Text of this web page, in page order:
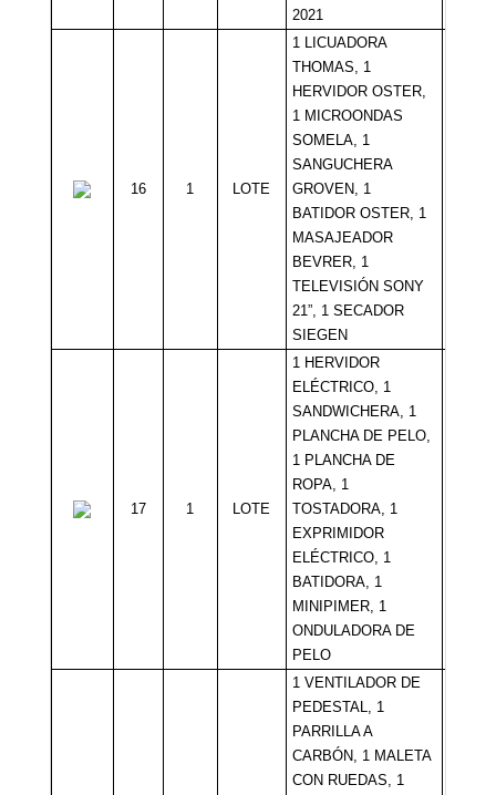
2021
16 1 LOTE
1 LICUADORA
THOMAS, 1
HERVIDOR OSTER,
1 MICROONDAS
SOMELA, 1
SANGUCHERA
GROVEN, 1
BATIDOR OSTER, 1
MASAJEADOR
BEVRER, 1
TELEVISIÓN SONY
21”, 1 SECADOR
SIEGEN
17 1 LOTE
1 HERVIDOR
ELÉCTRICO, 1
SANDWICHERA, 1
PLANCHA DE PELO,
1 PLANCHA DE
ROPA, 1
TOSTADORA, 1
EXPRIMIDOR
ELÉCTRICO, 1
BATIDORA, 1
MINIPIMER, 1
ONDULADORA DE
PELO
1 VENTILADOR DE
PEDESTAL, 1
PARRILLA A
CARBÓN, 1 MALETA
CON RUEDAS, 1